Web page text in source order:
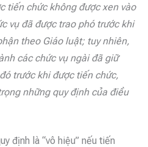
tiến chức không được xen vào
vụ đã được trao phó trước khi
theo Giáo luật; tuy nhiên,
các chức vụ ngài đã giữ
trước khi được tiến chức,
những quy định của điều
định là “vô hiệu” nếu tiến